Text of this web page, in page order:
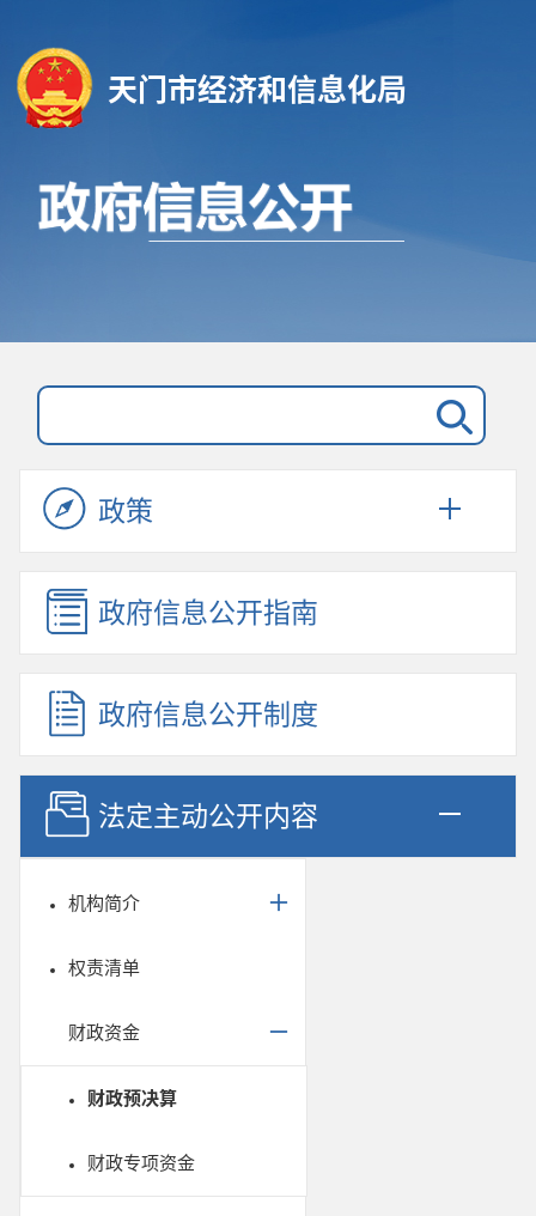
天门市经济和信息化局
政策
政府信息公开指南
政府信息公开制度
法定主动公开内容
机构简介
权责清单
财政资金
财政预决算
财政专项资金